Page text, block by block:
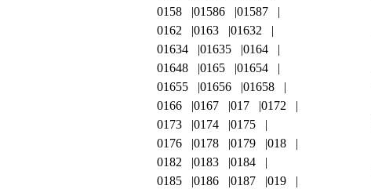
0158
01586
01587
0162
0163
01632
01634
01635
0164
01648
0165
01654
01655
01656
01658
0166
0167 017
0172
0173
0174
0175
0176
0178 0179
018
0182
0183
0184
0185
0186 0187
019